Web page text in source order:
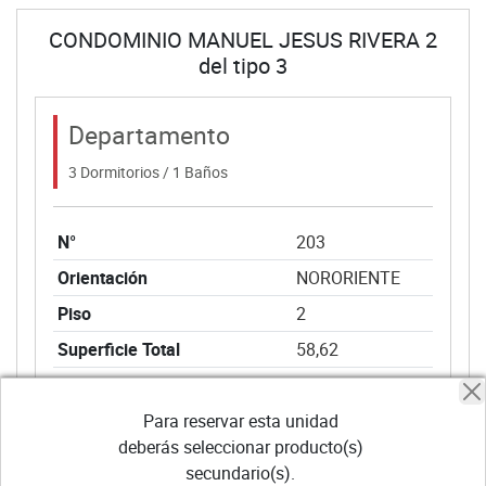
CONDOMINIO MANUEL JESUS RIVERA 2
del tipo 3
Departamento
3 Dormitorios / 1 Baños
N°
203
Orientación
NORORIENTE
Piso
2
Superficie Total
58,62
Precio Lista UF
2.954,01
295,40
Descuento Oportunidad
50,00
Para reservar esta unidad
deberás seleccionar producto(s)
secundario(s).